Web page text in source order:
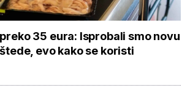
35 eura: Isprobali smo novu
evo kako se koristi